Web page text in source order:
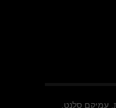
עמיקם סלנט.